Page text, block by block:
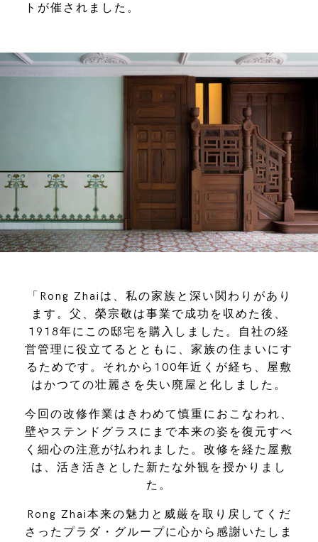
トが催されました。
「Rong Zhaiは、私の家族と深い関わりがあり
ます。父、榮宗敬は事業で成功を収めた後、
1918年にこの邸宅を購入しました。自社の経
営管理に役立てるとともに、家族の住まいにす
るためです。それから100年近くが経ち、屋敷
はかつての壮麗さを失い廃屋と化しました。
今回の改修作業はきわめて慎重におこなわれ、
壁やステンドグラスにまで本来の姿を復元すべ
く細心の注意が払われました。改修を経た屋敷
は、活き活きとした新たな外観を授かりまし
た。
​Rong Zhai本来の魅力と威厳を取り戻してくだ
さったプラダ・グループに心から感謝いたしま